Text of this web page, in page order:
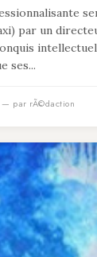
par un
ses...
— par rÃ©daction